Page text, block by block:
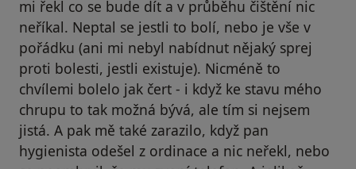
mi řekl co se bude dít a v průběhu čištění nic
neříkal. Neptal se jestli to bolí, nebo je vše v
pořádku (ani mi nebyl nabídnut nějaký sprej
proti bolesti, jestli existuje). Nicméně to
chvílemi bolelo jak čert - i když ke stavu mého
chrupu to tak možná bývá, ale tím si nejsem
jistá. A pak mě také zarazilo, když pan
hygienista odešel z ordinace a nic neřekl, nebo